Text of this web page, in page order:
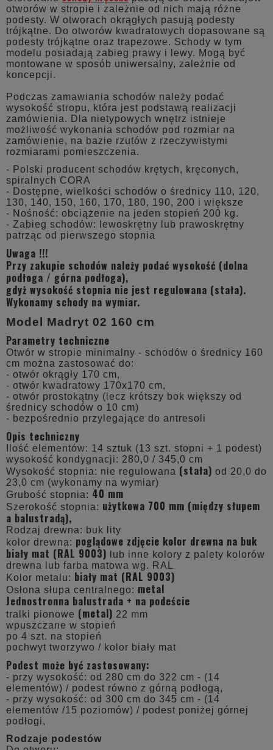
otworów w stropie i zależnie od nich mają różne
podesty. W otworach okrągłych pasują podesty
trójkątne. Do otworów kwadratowych dopasowane są
podesty trójkątne oraz trapezowe. Schody w tym
modelu posiadają zabieg prawy i lewy. Mogą być
montowane w sposób uniwersalny, zależnie od
koncepcji.
Podczas zamawiania schodów należy podać
wysokość stropu, która jest podstawą realizacji
zamówienia. Dla nietypowych wnętrz istnieje
możliwość wykonania schodów pod rozmiar na
zamówienie, na bazie rzutów z rzeczywistymi
rozmiarami pomieszczenia.
- Polski producent schodów krętych, kręconych,
spiralnych CORA
- Dostępne, wielkości schodów o średnicy 110, 120,
130, 140, 150, 160, 170, 180, 190, 200 i większe
- Nośność: obciążenie na jeden stopień 200 kg.
- Zabieg schodów: lewoskrętny lub prawoskrętny
patrząc od pierwszego stopnia
Uwaga !!!
Przy zakupie schodów należy podać wysokość (dolna
podłoga / górna podłoga),
gdyż wysokość stopnia nie jest regulowana (stała).
Wykonamy schody na wymiar.
Model Madryt 02 160 cm
Parametry techniczne
Otwór w stropie minimalny - schodów o średnicy 160
cm można zastosować do:
- otwór okrągły 170 cm,
- otwór kwadratowy 170x170 cm,
- otwór prostokątny (lecz krótszy bok większy od
średnicy schodów o 10 cm)
- bezpośrednio przylegające do antresoli
Opis techniczny
Ilość elementów: 14 sztuk (13 szt. stopni + 1 podest)
wysokość kondygnacji: 280,0 / 345,0 cm
Wysokość stopnia: nie regulowana (stała) od 20,0 do
23,0 cm (wykonamy na wymiar)
Grubość stopnia: 40 mm
Szerokość stopnia: użytkowa 700 mm (między słupem
a balustradą),
Rodzaj drewna: buk lity
kolor drewna: poglądowe zdjęcie kolor drewna na buk
biały mat (RAL 9003)
lub inne kolory z palety kolorów
drewna lub farba matowa wg. RAL
Kolor metalu: biały mat (RAL 9003)
Osłona słupa centralnego: metal
Jednostronna balustrada + na podeście
tralki pionowe (metal) 22 mm
wpuszczane w stopień
po 4 szt. na stopień
pochwyt tworzywo / kolor biały mat
Podest może być zastosowany:
- przy wysokość: od 280 cm do 322 cm - (14
elementów) / podest równo z górną podłogą,
- przy wysokość: od 300 cm do 345 cm - (14
elementów /15 poziomów) / podest poniżej górnej
podłogi,
Rodzaje podestów